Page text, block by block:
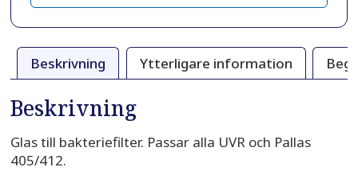
Beskrivning Ytterligare information
Beskrivning
Glas till bakteriefilter. Passar alla UVR och Pallas
405/412.